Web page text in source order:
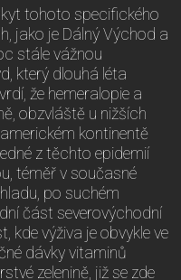
tohoto specifického
jako je Dálný Východ a
stále vážnou
který dlouhá léta
že hemeralopie a
obzvláště u nižších
kontinentě
z těchto epidemií
téměř v současné
po suchém
část severovýchodní
kde výživa je obvykle ve
dávky vitaminů
zelenině, již se zde